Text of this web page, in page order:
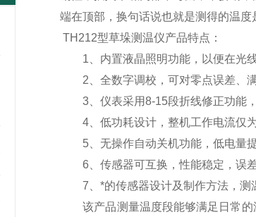
端在顶部，换句话说也就是测得的温度
TH212型草垛测温仪产品特点：
1、内置液晶照明功能，以便在光线
2、全数字调校，可对零点误差、满
3、仪表采用8-15段折线修正功能，
4、低功耗设计，整机工作电流仅为
5、无操作自动关机功能，低电量提
6、传感器可互换，性能稳定，误差
7、*的传感器设计及制作方法，测
该产品测量温度段能够满足日常的